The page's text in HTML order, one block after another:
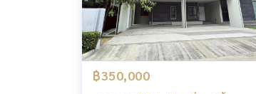
฿350,000